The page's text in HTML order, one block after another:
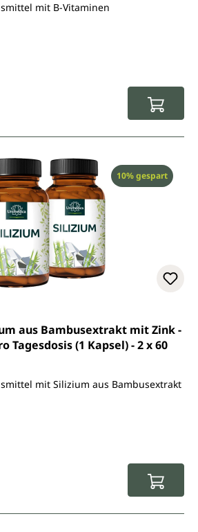
mit B-Vitaminen
Rabatt
10% gespart
von 5 von 5 Sternen
aus Bambusextrakt mit Zink -
Tagesdosis (1 Kapsel) - 2 x 60
mit Silizium aus Bambusextrakt